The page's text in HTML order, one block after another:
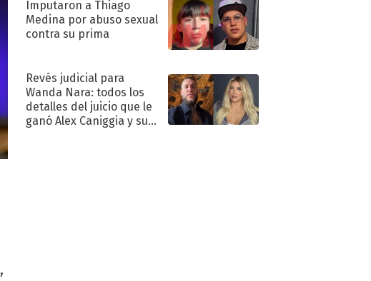
,
Imputaron a Thiago
Medina por abuso sexual
contra su prima
Revés judicial para
Wanda Nara: todos los
detalles del juicio que le
ganó Alex Caniggia y sus